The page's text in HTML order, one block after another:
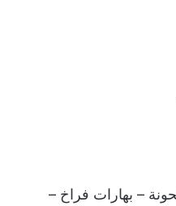
– بهارات فراخ –